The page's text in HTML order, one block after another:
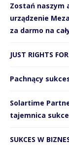
Zostań naszym
urządzenie
za darmo na
JUST RIGHTS
Pachnący
Solartime
tajemnica
SUKCES W